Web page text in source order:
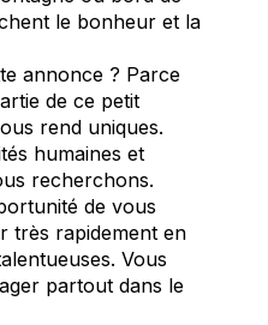
le bonheur et la
annonce ? Parce
de ce petit
rend uniques.
humaines et
recherchons.
de vous
très rapidement en
Vous
partout dans le